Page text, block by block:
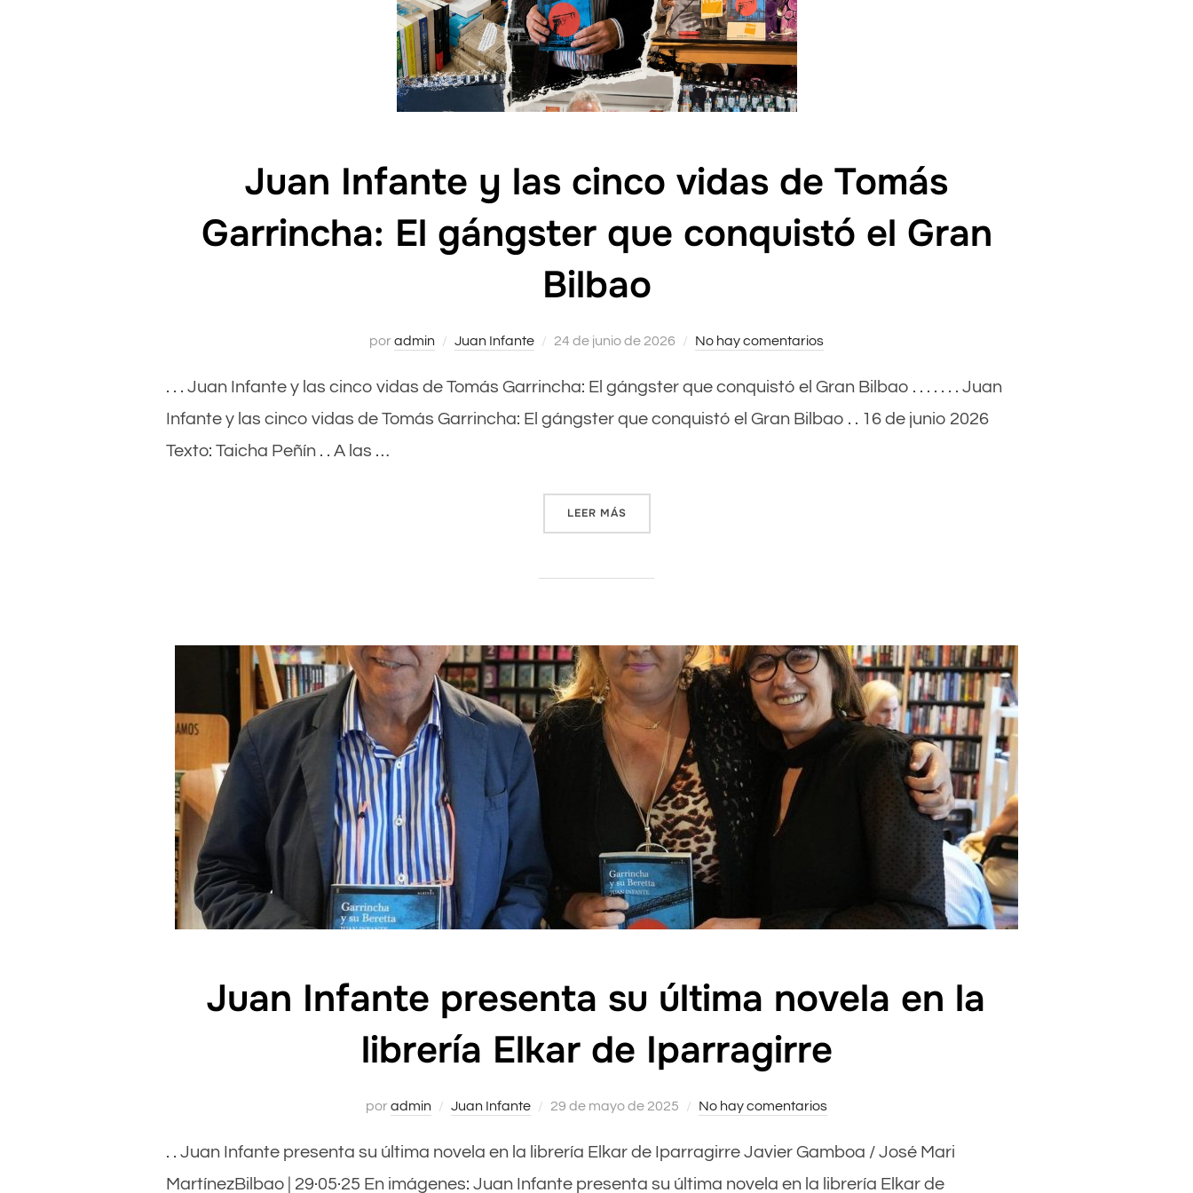
Juan Infante y las cinco vidas de Tomás
Garrincha: El gángster que conquistó el Gran
Bilbao
poradmin Juan Infante
Publicado
24 de junio de 2026 No hay comentarios
. . . Juan Infante y las cinco vidas de Tomás Garrincha: El gángster que conquistó el Gran Bilbao . . . . . . . Juan
Infante y las cinco vidas de Tomás Garrincha: El gángster que conquistó el Gran Bilbao . . 16 de junio 2026
Texto: Taicha Peñín . . A las …
LEER MÁS
Juan Infante presenta su última novela en la
librería Elkar de Iparragirre
poradmin Juan Infante
Publicado
29 de mayo de 2025 No hay comentarios
. . Juan Infante presenta su última novela en la librería Elkar de Iparragirre Javier Gamboa / José Mari
MartínezBilbao | 29·05·25 En imágenes: Juan Infante presenta su última novela en la librería Elkar de